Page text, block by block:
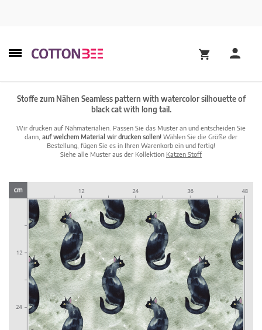
Stoffe zum Nähen Seamless pattern with watercolor silhouette of
black cat with long tail.
Wir drucken auf Nähmaterialien. Passen Sie das Muster an und entscheiden Sie
dann, auf welchem Material wir drucken sollen! Wählen Sie die Größe der
Bestellung, fügen Sie es in Ihren Warenkorb ein und fertig!
Siehe alle Muster aus der Kollektion Katzen Stoff